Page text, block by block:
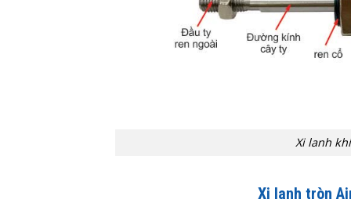
Xi lanh
Xi lanh tròn